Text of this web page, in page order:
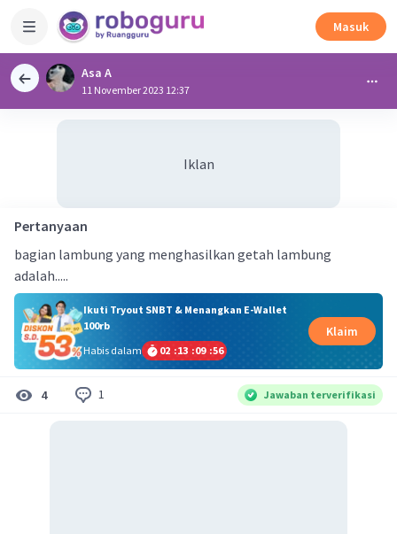
Masuk
Asa A
11 November 2023 12:37
Iklan
Pertanyaan
bagian lambung yang menghasilkan getah lambung
adalah.....
Ikuti Tryout SNBT & Menangkan E-Wallet
100rb
Habis dalam
02 :13 :09 :56
Klaim
4 1 Jawaban terverifikasi